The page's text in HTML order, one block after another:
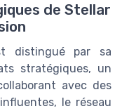
de Stellar
distingué par sa
stratégiques, un
avec des
le réseau